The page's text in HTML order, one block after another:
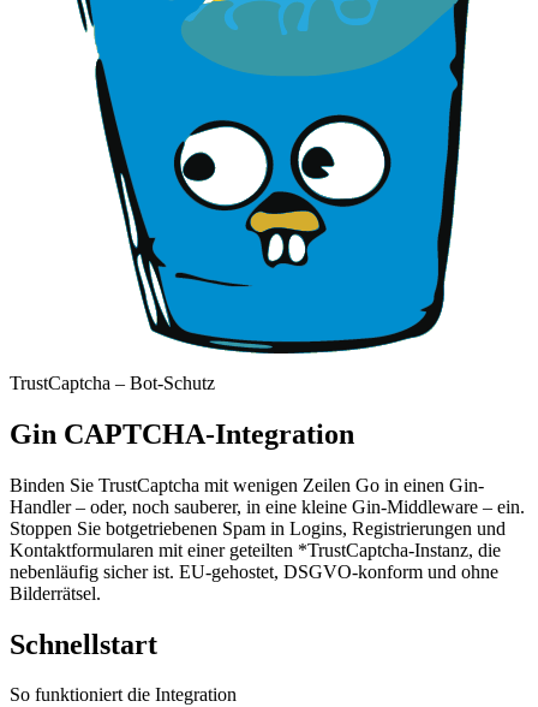
TrustCaptcha – Bot-Schutz
Gin CAPTCHA-Integration
Binden Sie TrustCaptcha mit wenigen Zeilen Go in einen Gin-
Handler – oder, noch sauberer, in eine kleine Gin-Middleware – ein.
Stoppen Sie botgetriebenen Spam in Logins, Registrierungen und
Kontaktformularen mit einer geteilten *TrustCaptcha-Instanz, die
nebenläufig sicher ist. EU-gehostet, DSGVO-konform und ohne
Bilderrätsel.
Schnellstart
So funktioniert die Integration